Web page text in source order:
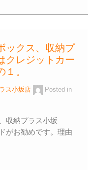
p
Li
n
k
ックス、収納プ
レジットカー
。
ス小坂店
Posted in
収納プラス小坂
がお勧めです。理由